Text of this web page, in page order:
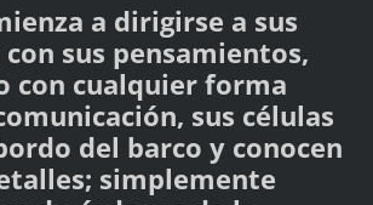
a dirigirse a sus
con sus pensamientos,
con cualquier forma
sus células
del barco y conocen
simplemente